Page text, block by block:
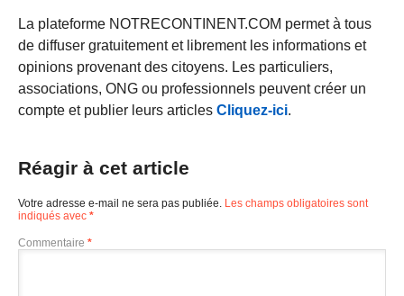
La plateforme NOTRECONTINENT.COM permet à tous
de diffuser gratuitement et librement les informations et
opinions provenant des citoyens. Les particuliers,
associations, ONG ou professionnels peuvent créer un
compte et publier leurs articles Cliquez-ici.
Réagir à cet article
Votre adresse e-mail ne sera pas publiée. Les champs obligatoires sont
indiqués avec *
Commentaire *